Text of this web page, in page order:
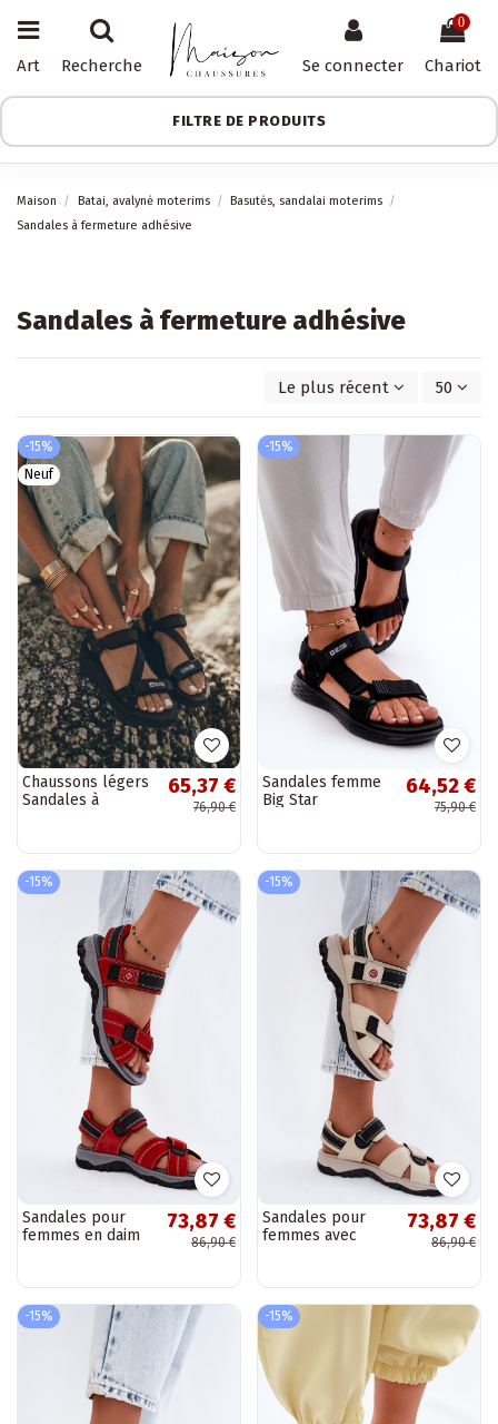
Art Recherche Se connecter
0
Chariot
FILTRE DE PRODUITS
Maison Batai, avalynė moterims
Basutės, sandalai moterims
Sandales à fermeture adhésive
Sandales à fermeture adhésive
Le plus récent d'abord
50
-15%
Neuf
Chaussons légers
Sandales à
65,37 €
76,90 €
-15%
Sandales femme
Big Star
64,52 €
75,90 €
-15%
Sandales pour
femmes en daim
rouge Blingy
73,87 €
86,90 €
-15%
Sandales pour
femmes avec
73,87 €
86,90 €
-15% -15%